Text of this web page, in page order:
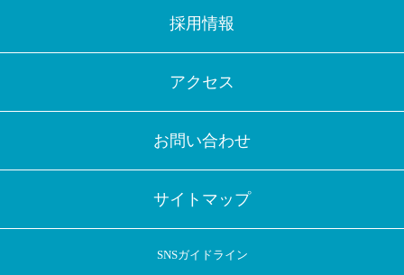
採用情報
アクセス
お問い合わせ
サイトマップ
SNSガイドライン